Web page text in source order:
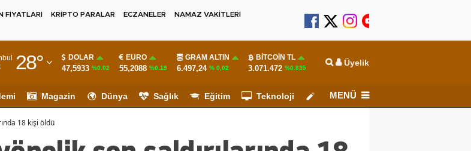
FİYATLARI KRİPTO PARALAR ECZANELER
NAMAZ VAKİTLERİ
28° DOLAR
47,5933 %0.02
EURO
55,2088 %0.19
GRAM ALTIN
6.497,24 % 0,02
BITCOIN TL
3.071.472 %0.835 Üyelik
Magazin Dünya Sağlık Eğitim Teknoloji Köşe Yazarları
MENÜ
18 kişi öldü